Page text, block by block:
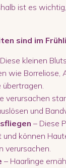
ist es
sind im
kleinen
wie Borreliose,
übertragen.
verursachen
und
– Diese
und können
verursachen.
– Haarlinge